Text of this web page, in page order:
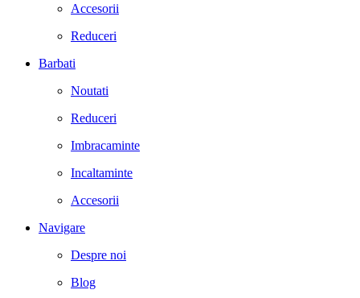
Accesorii
Reduceri
Barbati
Noutati
Reduceri
Imbracaminte
Incaltaminte
Accesorii
Navigare
Despre noi
Blog